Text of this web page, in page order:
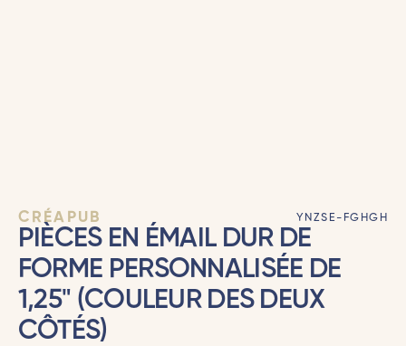
CRÉAPUB YNZSE-FGHGH
PIÈCES EN ÉMAIL DUR DE
FORME PERSONNALISÉE DE
1,25" (COULEUR DES DEUX
CÔTÉS)